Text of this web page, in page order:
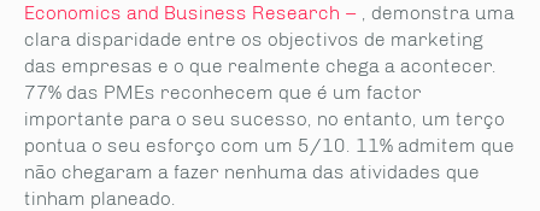
Economics and Business Research – , demonstra uma
clara disparidade entre os objectivos de marketing
das empresas e o que realmente chega a acontecer.
77% das PMEs reconhecem que é um factor
importante para o seu sucesso, no entanto, um terço
pontua o seu esforço com um 5/10. 11% admitem que
não chegaram a fazer nenhuma das atividades que
tinham planeado.